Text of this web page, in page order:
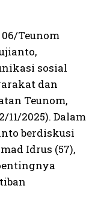
Teunom
sosial
dan
Teunom,
11/2025). Dalam
berdiskusi
Idrus (57),